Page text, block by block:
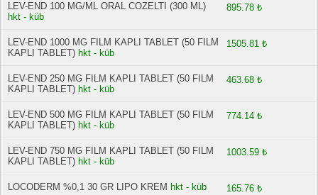
LEV-END 100 MG/ML ORAL COZELTI (300 ML)
hkt - küb
895.78 ₺
LEV-END 1000 MG FILM KAPLI TABLET (50 FILM
KAPLI TABLET) hkt - küb
1505.81 ₺
LEV-END 250 MG FILM KAPLI TABLET (50 FILM
KAPLI TABLET) hkt - küb
463.68 ₺
LEV-END 500 MG FILM KAPLI TABLET (50 FILM
KAPLI TABLET) hkt - küb
774.14 ₺
LEV-END 750 MG FILM KAPLI TABLET (50 FILM
KAPLI TABLET) hkt - küb
1003.59 ₺
LOCODERM %0,1 30 GR LIPO KREM hkt - küb 165.76 ₺